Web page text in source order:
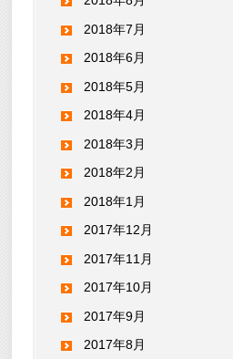
2018年7月
2018年6月
2018年5月
2018年4月
2018年3月
2018年2月
2018年1月
2017年12月
2017年11月
2017年10月
2017年9月
2017年8月